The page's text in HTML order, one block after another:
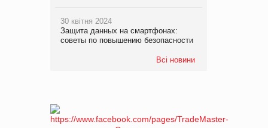
30 квітня 2024
Защита данных на смартфонах:
советы по повышению безопасности
Всі новини